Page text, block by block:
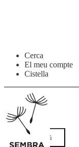
Salta
navegació
contingut
Cerca
El meu compte
Cistella
Menú